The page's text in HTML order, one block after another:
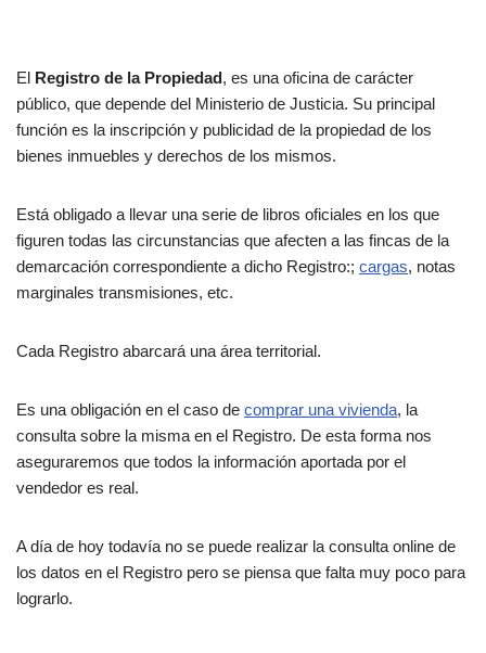
El Registro de la Propiedad, es una oficina de carácter
público, que depende del Ministerio de Justicia. Su principal
función es la inscripción y publicidad de la propiedad de los
bienes inmuebles y derechos de los mismos.
Está obligado a llevar una serie de libros oficiales en los que
figuren todas las circunstancias que afecten a las fincas de la
demarcación correspondiente a dicho Registro:; cargas, notas
marginales transmisiones, etc.
Cada Registro abarcará una área territorial.
Es una obligación en el caso de comprar una vivienda, la
consulta sobre la misma en el Registro. De esta forma nos
aseguraremos que todos la información aportada por el
vendedor es real.
A día de hoy todavía no se puede realizar la consulta online de
los datos en el Registro pero se piensa que falta muy poco para
lograrlo.